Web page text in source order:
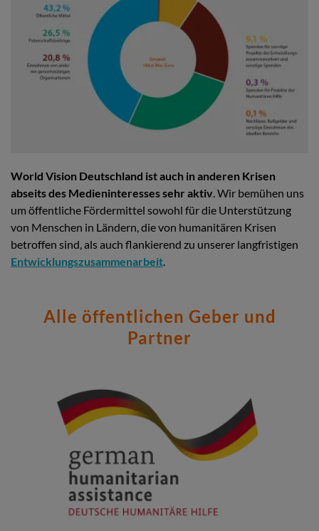
World Vision Deutschland ist auch in anderen Krisen
abseits des Medieninteresses sehr aktiv. Wir bemühen uns
um öffentliche Fördermittel sowohl für die Unterstützung
von Menschen in Ländern, die von humanitären Krisen
betroffen sind, als auch flankierend zu unserer langfristigen
Entwicklungszusammenarbeit.
Alle öffentlichen Geber und
Partner